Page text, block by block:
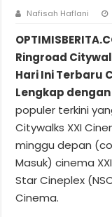
Nafisah Haflani
Ringroad
Hari Ini Terbaru
Lengkap dengan
populer terkini
Citywalks XXI
minggu depan
Masuk) cinema
Star Cineplex
Cinema.